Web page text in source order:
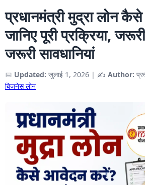
प्रधानमंत्री मुद्रा लोन
जानिए पूरी प्रक्रिया,
जरूरी सावधानियां
📅 Updated: जुलाई 1, 2026 | ✍️ Author:
बिजनेस लोन